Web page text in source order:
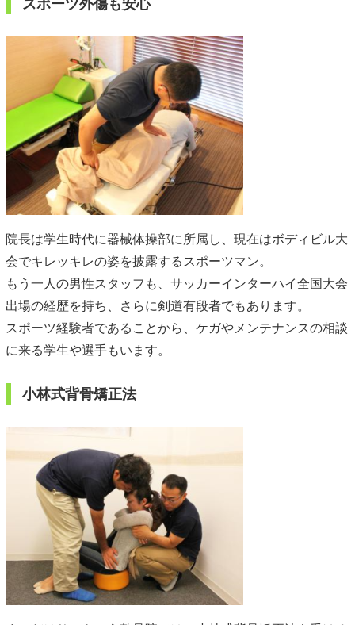
院長は学生時代に器械体操部に所属し、現在はボディビル大
会でキレッキレの姿を披露するスポーツマン。
もう一人の男性スタッフも、サッカーインターハイ全国大会
出場の経歴を持ち、さらに剣道有段者でもあります。
スポーツ経験者であることから、ケガやメンテナンスの相談
に来る学生や選手もいます。
小林式背骨矯正法